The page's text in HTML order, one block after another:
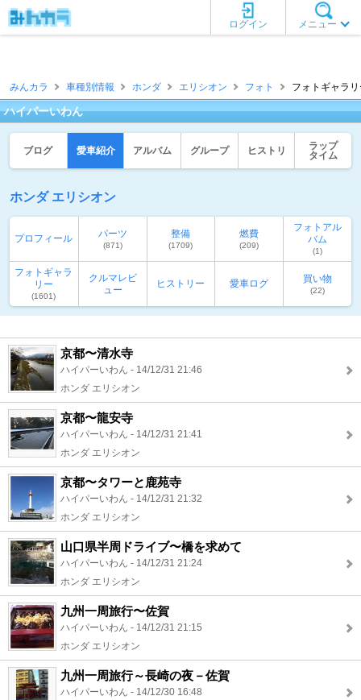
メニュー
ログイン
みんカラ 車種別情報 ホンダ エリシオン フォト フォトギャラ
ハイパーいわん
ブログ 愛車紹介 アルバム グループ ヒストリ
ラップ
タイム
ホンダ エリシオン
プロフィール パーツ
(871)
整備
(1709)
燃費
(209)
フォトアル
バム
(1)
フォトギャラ
リー
(1601)
クルマレビ
ュー
ヒストリー 愛車ログ 買い物
(22)
京都〜清水寺
ハイパーいわん - 14/12/31 21:46
ホンダ エリシオン
京都〜龍安寺
ハイパーいわん - 14/12/31 21:41
ホンダ エリシオン
京都〜タワーと鹿苑寺
ハイパーいわん - 14/12/31 21:32
ホンダ エリシオン
山口県半周ドライブ〜橋を求めて
ハイパーいわん - 14/12/31 21:24
ホンダ エリシオン
九州一周旅行〜佐賀
ハイパーいわん - 14/12/31 21:15
ホンダ エリシオン
九州一周旅行～長崎の夜－佐賀
ハイパーいわん - 14/12/30 16:48